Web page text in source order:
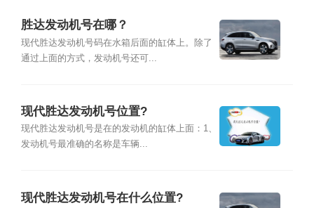
胜达发动机号在哪？
现代胜达发动机号码在水箱后面的缸体上。除了
通过上面的方式，发动机号还可...
现代胜达发动机号位置?
现代胜达发动机号是在的发动机的缸体上面：1、
发动机号最准确的名称是车辆...
现代胜达发动机号在什么位置?